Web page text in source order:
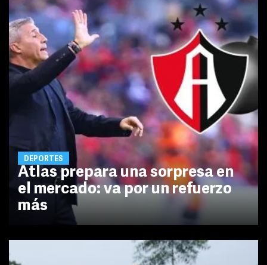
DEPORTES
Atlas prepara una sorpresa en
el mercado: va por un refuerzo
más